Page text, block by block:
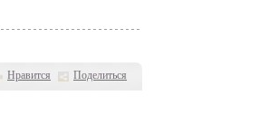
Нравится Поделиться